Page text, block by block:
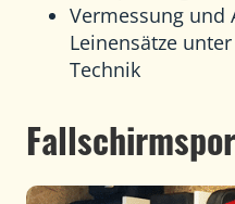
Vermessung und
Leinensätze
Technik